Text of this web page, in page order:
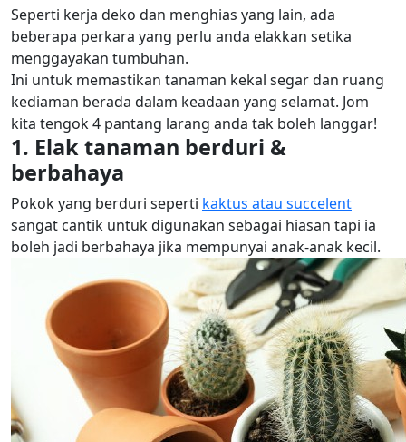
Seperti kerja deko dan menghias yang lain, ada
beberapa perkara yang perlu anda elakkan setika
menggayakan tumbuhan.
Ini untuk memastikan tanaman kekal segar dan ruang
kediaman berada dalam keadaan yang selamat. Jom
kita tengok 4 pantang larang anda tak boleh langgar!
1. Elak tanaman berduri &
berbahaya
Pokok yang berduri seperti kaktus atau succelent
sangat cantik untuk digunakan sebagai hiasan tapi ia
boleh jadi berbahaya jika mempunyai anak-anak kecil.